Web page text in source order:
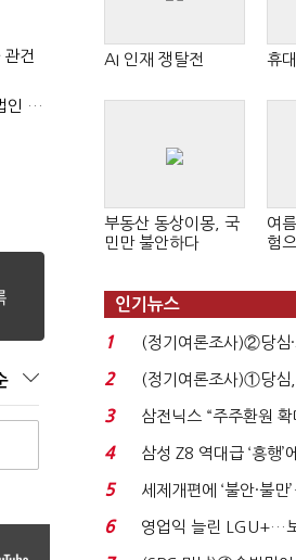
건
'소버린 AI' 지원 코히어 "아태지역 시장 확대…한국·일본 법인 설립"
AI 인재 쟁탈전 휴
부동산 동상이몽, 국
민만 불안하다
여
험
인기뉴스
1
(정기여론조사)②당심
청래 '초접전'...
2
(정기여론조사)①당심,
'초접전'…대통령 ...
3
삼전닉스 “주주환원
로이터에 성명...
4
삼성 Z8 역대급 ‘흥행’
목…9월 ‘폴...
5
세제개편에 ‘불안·불
세 구하기 더 ...
6
영업익 늘린 LGU+…
업 드라이브'...